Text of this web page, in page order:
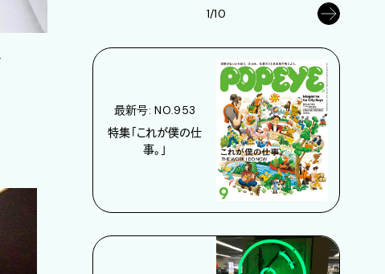
1/10
最新号: NO.953
特集「これが僕の仕
事。」